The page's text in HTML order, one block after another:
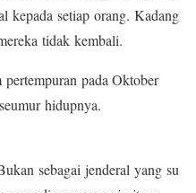
kepada setiap orang. Kadang
tidak kembali.
pada Oktober
hidupnya.
sebagai jenderal yang su